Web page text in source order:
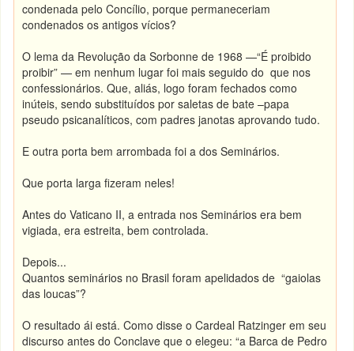
condenada pelo Concílio, porque permaneceriam
condenados os antigos vícios?
O lema da Revolução da Sorbonne de 1968 —“É proibido
proibir” — em nenhum lugar foi mais seguido do que nos
confessionários. Que, aliás, logo foram fechados como
inúteis, sendo substituídos por saletas de bate –papa
pseudo psicanalíticos, com padres janotas aprovando tudo.
E outra porta bem arrombada foi a dos Seminários.
Que porta larga fizeram neles!
Antes do Vaticano II, a entrada nos Seminários era bem
vigiada, era estreita, bem controlada.
Depois...
Quantos seminários no Brasil foram apelidados de “gaiolas
das loucas”?
O resultado ái está. Como disse o Cardeal Ratzinger em seu
discurso antes do Conclave que o elegeu: “a Barca de Pedro